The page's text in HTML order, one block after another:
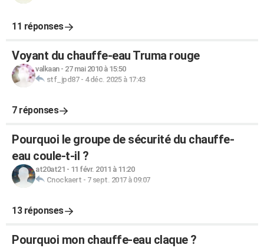
11 réponses
Voyant du chauffe-eau Truma rouge
valkaan- 27 mai 2010 à 15:50
stf_jpd87- 4 déc. 2025 à 17:43
7 réponses
Pourquoi le groupe de sécurité du chauffe-
eau coule-t-il ?
at20at21 - 11 févr. 2011 à 11:20
Cnockaert - 7 sept. 2017 à 09:07
13 réponses
Pourquoi mon chauffe-eau claque ?